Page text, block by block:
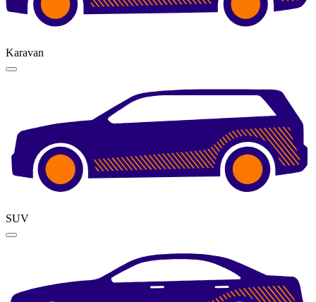
Karavan
SUV